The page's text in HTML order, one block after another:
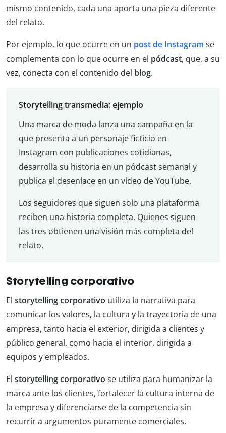
mismo contenido, cada una aporta una pieza diferente
del relato.
Por ejemplo, lo que ocurre en un post de Instagram se
complementa con lo que ocurre en el pódcast, que, a su
vez, conecta con el contenido del blog.
Storytelling transmedia: ejemplo
Una marca de moda lanza una campaña en la
que presenta a un personaje ficticio en
Instagram con publicaciones cotidianas,
desarrolla su historia en un pódcast semanal y
publica el desenlace en un vídeo de YouTube.
Los seguidores que siguen solo una plataforma
reciben una historia completa. Quienes siguen
las tres obtienen una visión más completa del
relato.
Storytelling corporativo
El storytelling corporativo utiliza la narrativa para
comunicar los valores, la cultura y la trayectoria de una
empresa, tanto hacia el exterior, dirigida a clientes y
público general, como hacia el interior, dirigida a
equipos y empleados.
El storytelling corporativo se utiliza para humanizar la
marca ante los clientes, fortalecer la cultura interna de
la empresa y diferenciarse de la competencia sin
recurrir a argumentos puramente comerciales.